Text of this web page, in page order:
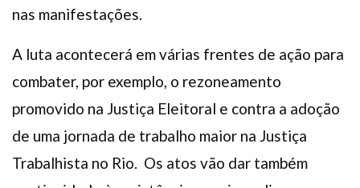
nas manifestações.
A luta acontecerá em várias frentes de ação para
combater, por exemplo, o rezoneamento
promovido na Justiça Eleitoral e contra a adoção
de uma jornada de trabalho maior na Justiça
Trabalhista no Rio. Os atos vão dar também